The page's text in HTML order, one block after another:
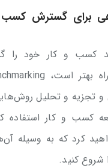
برای گسترش کسب
کسب و کار خود را
و تجزیه و تحلیل
کسب و کار استفاده
کرد که به وسیله
شروع کنید.